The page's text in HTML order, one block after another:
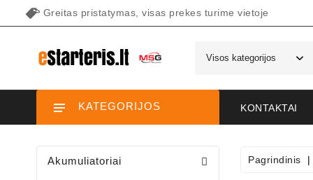
Greitas pristatymas, visas prekes turime vietoje
KONTAKTAI
KATEGORIJOS
Akumuliatoriai Pagrindinis